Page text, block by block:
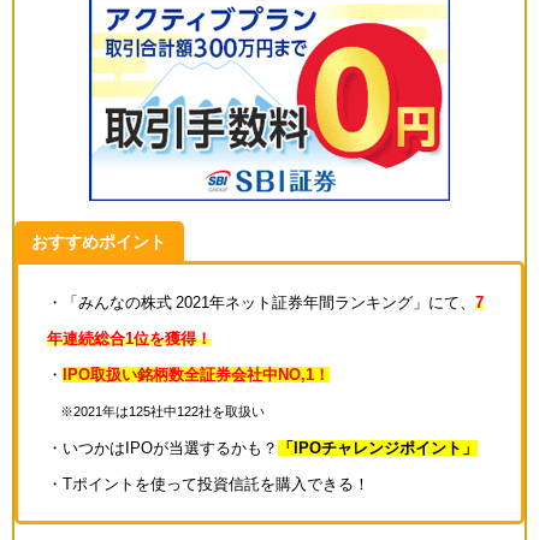
おすすめポイント
・「みんなの株式 2021年ネット証券年間ランキング」にて、 7
年連続総合1位を獲得！
・ IPO取扱い銘柄数全証券会社中NO,1！
※2021年は125社中122社を取扱い
・いつかはIPOが当選するかも？ 「IPOチャレンジポイント」
・Tポイントを使って投資信託を購入できる！